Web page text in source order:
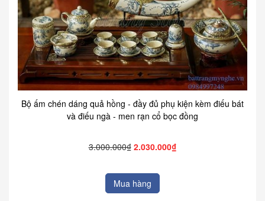
Bộ ấm chén dáng quả hồng - đầy đủ phụ kiện kèm điếu bát
và điếu ngà - men rạn cổ bọc đồng
3.000.000₫ 2.030.000₫
Mua hàng